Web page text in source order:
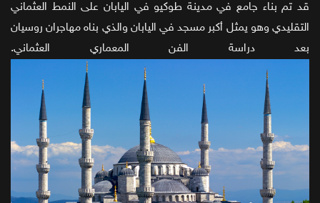
قد تم بناء جامع في مدينة طوكيو في اليابان على النمط العثماني
التقليدي وهو يمثل أكبر مسجد في اليابان والذي بناه مهاجران روسيان
بعد دراسة الفن المعماري العثماني.